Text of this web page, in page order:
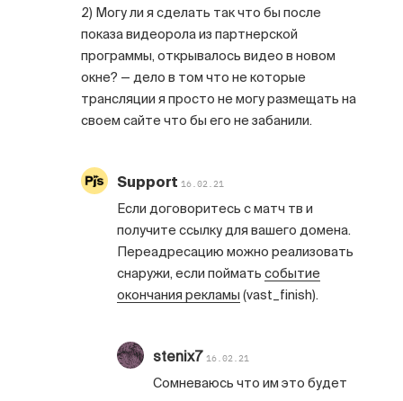
2) Могу ли я сделать так что бы после
показа видеорола из партнерской
программы, открывалось видео в новом
окне? — дело в том что не которые
трансляции я просто не могу размещать на
своем сайте что бы его не забанили.
Support 16.02.21
Если договоритесь с матч тв и
получите ссылку для вашего домена.
Переадресацию можно реализовать
снаружи, если пойматьсобытие
окончания рекламы (vast_finish).
stenix7 16.02.21
Сомневаюсь что им это будет